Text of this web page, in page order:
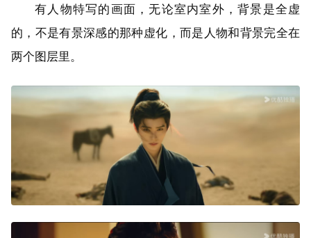
有人物特写的画面，无论室内室外，背景是全虚
的，不是有景深感的那种虚化，而是人物和背景完全在
两个图层里。